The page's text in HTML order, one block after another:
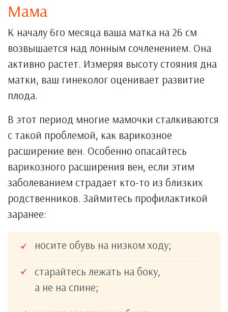
Мама
К началу 6го месяца ваша матка на 26 см
возвышается над лонным сочленением. Она
активно растет. Измеряя высоту стояния дна
матки, ваш гинеколог оценивает развитие
плода.
В этот период многие мамочки сталкиваются
с такой проблемой, как варикозное
расширение вен. Особенно опасайтесь
варикозного расширения вен, если этим
заболеванием страдает кто-то из близких
родственников. Займитесь профилактикой
заранее:
носите обувь на низком ходу;
старайтесь лежать на боку,
а не на спине;